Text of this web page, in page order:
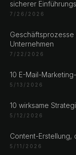
sicherer
7/26/2026
Geschäftsprozesse
Unternehmen
7/22/2026
10 E-Mail-
5/13/2026
10 wirksame
5/12/2026
Content-Erstellung,
5/11/2026